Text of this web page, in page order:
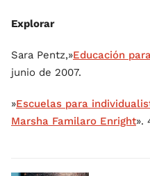
Explorar
Sara Pentz,»Educación
junio de 2007.
»Escuelas para
Marsha Familaro Enright».